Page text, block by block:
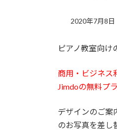
2020年7月8日
ピアノ教室向け
商用・ビジネス
Jimdoの無料プ
デザインのご案
のお写真を差し